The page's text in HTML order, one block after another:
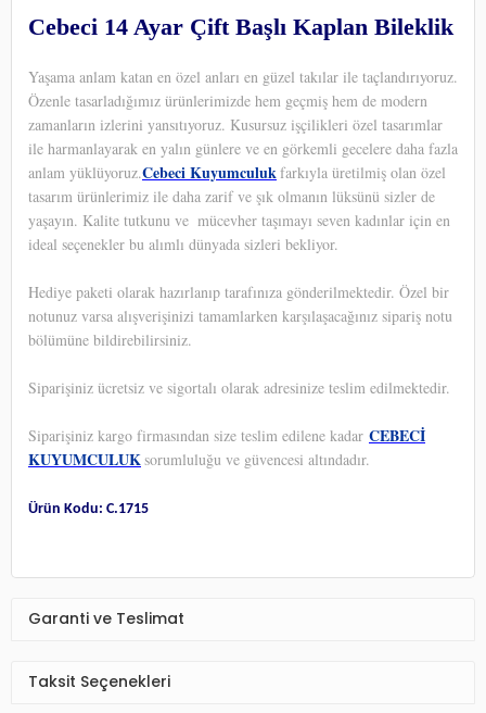
Cebeci 14 Ayar Çift Başlı Kaplan Bileklik
Yaşama anlam katan en özel anları en güzel takılar ile taçlandırıyoruz.
Özenle tasarladığımız ürünlerimizde hem geçmiş hem de modern
zamanların izlerini yansıtıyoruz. Kusursuz işçilikleri özel tasarımlar
ile harmanlayarak en yalın günlere ve en görkemli gecelere daha fazla
anlam yüklüyoruz.Cebeci Kuyumculukfarkıyla üretilmiş olan özel
tasarım ürünlerimiz ile daha zarif ve şık olmanın lüksünü sizler de
yaşayın. Kalite tutkunu ve mücevher taşımayı seven kadınlar için en
ideal seçenekler bu alımlı dünyada sizleri bekliyor.
Hediye paketi olarak hazırlanıp tarafınıza gönderilmektedir. Özel bir
notunuz varsa alışverişinizi tamamlarken karşılaşacağınız sipariş notu
bölümüne bildirebilirsiniz.
Siparişiniz ücretsiz ve sigortalı olarak adresinize teslim edilmektedir.
Siparişiniz kargo firmasından size teslim edilene kadar CEBECİ
KUYUMCULUKsorumluluğu ve güvencesi altındadır.
Ürün Kodu: C.1715
Garanti ve Teslimat
Taksit Seçenekleri